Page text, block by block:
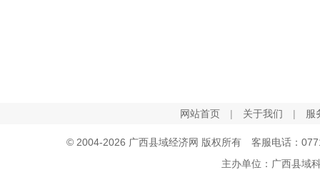
网站首页 | 关于我们 | 服
© 2004-2026 广西县域经济网 版权所有 客服电话：
主办单位：广西县